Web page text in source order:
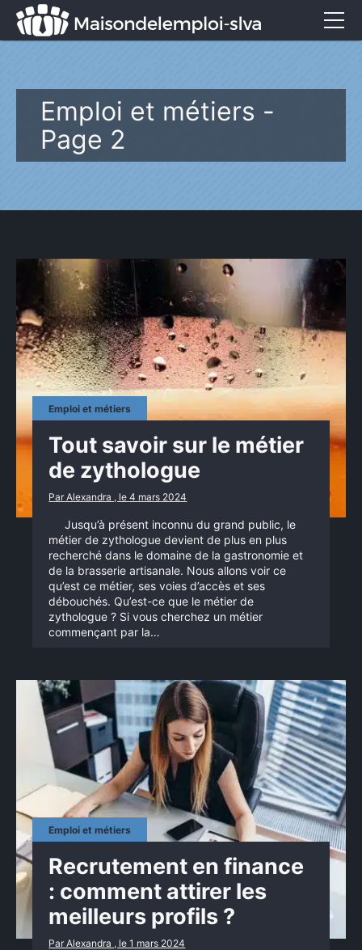
Emploi et métiers -
Page 2
Emploi et métiers
Tout savoir sur le métier
de zythologue
Par Alexandra , le 4 mars 2024
Jusqu’à présent inconnu du grand public, le
métier de zythologue devient de plus en plus
recherché dans le domaine de la gastronomie et
de la brasserie artisanale. Nous allons voir ce
qu’est ce métier, ses voies d’accès et ses
débouchés. Qu’est-ce que le métier de
zythologue ? Si vous cherchez un métier
commençant par la…
Emploi et métiers
Recrutement en finance
: comment attirer les
meilleurs profils ?
Par Alexandra , le 1 mars 2024
Formation
Marketing
Entreprise